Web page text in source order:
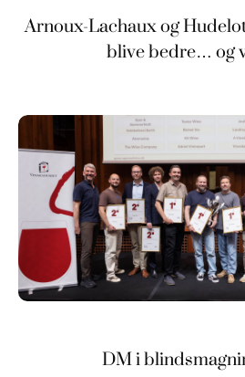
Arnoux-Lachaux og
blive bedre… og
DM i